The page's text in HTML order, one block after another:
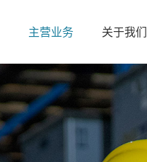
主营业务 关于我们